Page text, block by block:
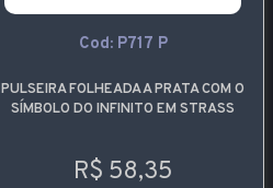
Cod: P717 P
PULSEIRA FOLHEADA A PRATA COM O
SÍMBOLO DO INFINITO EM STRASS
R$ 58,35